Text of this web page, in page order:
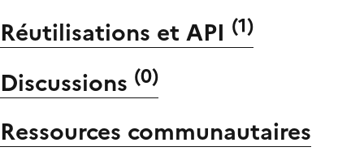
Réutilisations et API (1)
Discussions (0)
Ressources communautaires